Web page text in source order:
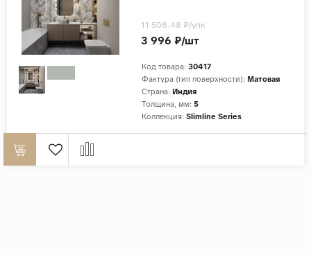
Код товара: 30417
Фактура (тип поверхности): Матовая
Страна: Индия
Толщина, мм: 5
Коллекция: Slimline Series
3 996 ₽/шт
11 508.48 ₽/упк